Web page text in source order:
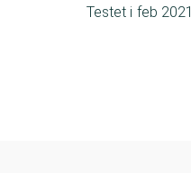
Testet i feb 2021